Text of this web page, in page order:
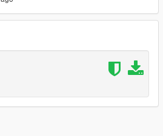
que arrastrar los archivos de la
la siguiente ruta:
dlc.rpf/x64/models/cdimag
mp m freemode 01 p mp m